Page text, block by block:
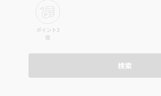
ポイント3
倍
検索